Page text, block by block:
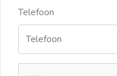
Telefoon